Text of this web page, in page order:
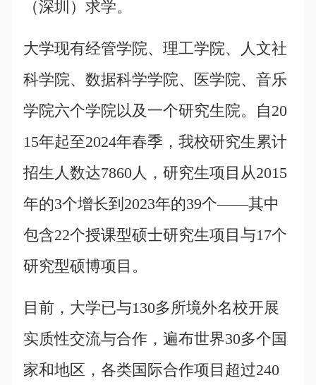
（深圳）求学。
大学现有经管学院、理工学院、人文社
科学院、数据科学学院、医学院、音乐
学院六个学院以及一个研究生院。自20
15年起至2024年春季，我校研究生累计
招生人数达7860人，研究生项目从2015
年的3个增长到2023年的39个——其中
包含22个授课型硕士研究生项目与17个
研究型硕博项目。
目前，大学已与130多所境外名校开展
实质性交流与合作，遍布世界30多个国
家和地区，各类国际合作项目超过240